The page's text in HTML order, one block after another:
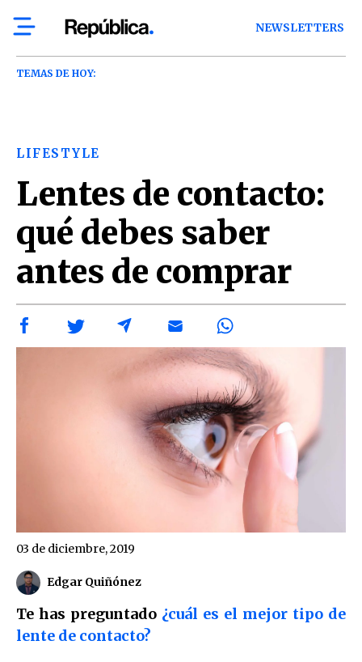
NEWSLETTERS
TEMAS DE HOY:
LIFESTYLE
Lentes de contacto:
qué debes saber
antes de comprar
Edgar Quiñónez
03 de diciembre, 2019
Te has preguntado ¿cuál es el mejor tipo de
lente de contacto?